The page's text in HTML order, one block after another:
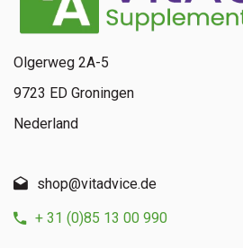
Olgerweg 2A-5
9723 ED Groningen
Nederland
shop@vitadvice.de
+ 31 (0)85 13 00 990